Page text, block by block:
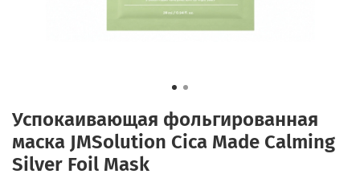
Успокаивающая фольгированная
маска JMSolution Cica Made Calming
Silver Foil Mask